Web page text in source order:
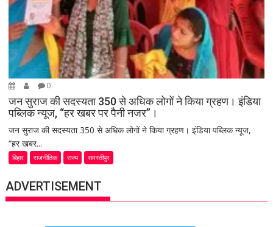
0
जन सुराज की सदस्यता 350 से अधिक लोगों ने किया ग्रहण। इंडिया
पब्लिक न्यूज, “हर खबर पर पैनी नजर”।
जन सुराज की सदस्यता 350 से अधिक लोगों ने किया ग्रहण। इंडिया पब्लिक न्यूज,
“हर खबर...
बिहार राजनीतिक राज्य समस्तीपुर
ADVERTISEMENT